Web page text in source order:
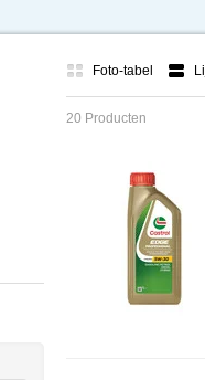
Foto-tabel
20 Producten